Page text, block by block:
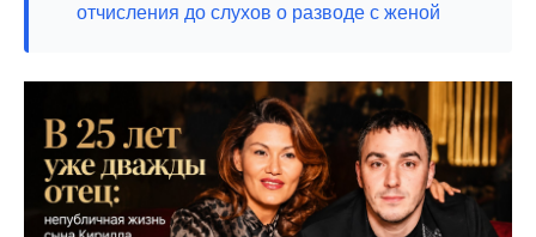
отчисления до слухов о разводе с женой